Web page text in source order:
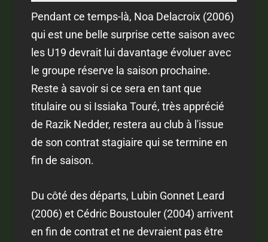
Pendant ce temps-là, Noa Delacroix (2006)
qui est une belle surprise cette saison avec
les U19 devrait lui davantage évoluer avec
le groupe réserve la saison prochaine.
Reste à savoir si ce sera en tant que
titulaire ou si Issiaka Touré, très apprécié
de Razik Nedder, restera au club à l'issue
de son contrat stagiaire qui se termine en
fin de saison.
Du côté des départs, Lubin Gonnet Leard
(2006) et Cédric Boustouler (2004) arrivent
en fin de contrat et ne devraient pas être